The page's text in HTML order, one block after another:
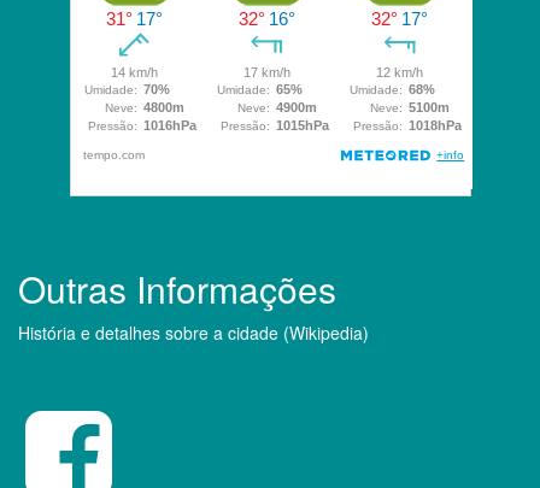
Outras Informações
História e detalhes sobre a cidade (Wikipedia)